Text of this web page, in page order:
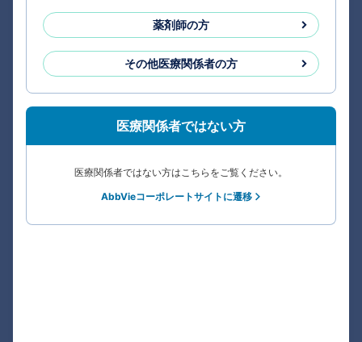
薬剤師の方
その他医療関係者の方
医療関係者ではない方
医療関係者ではない方はこちらをご覧ください。
AbbVieコーポレートサイトに遷移